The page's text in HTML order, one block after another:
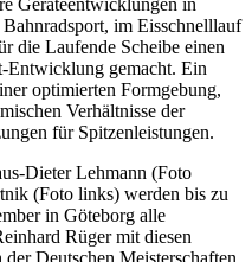
im Eisschnelllauf
die Laufende Scheibe einen
Entwicklung gemacht. Ein
optimierten Formgebung,
Verhältnisse der
für Spitzenleistungen.
Dieter Lehmann (Foto
(Foto links) werden bis zu
in Göteborg alle
Rüger mit diesen
Deutschen Meisterschaften